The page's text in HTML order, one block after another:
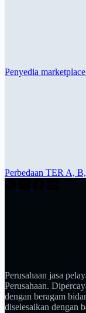
Penyedia
Perbedaan TER A,
Perusahaan jasa
Perusahaan.
dengan beragam
diselesaikan dengan